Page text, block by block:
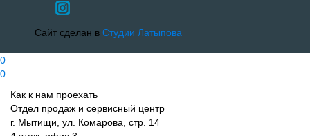
Сайт сделан в Студии Латыпова
0
0
Как к нам проехать
Отдел продаж и сервисный центр
г. Мытищи, ул. Комарова, стр. 14